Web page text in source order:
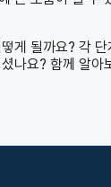
게 될까요? 각
나요? 함께 알아